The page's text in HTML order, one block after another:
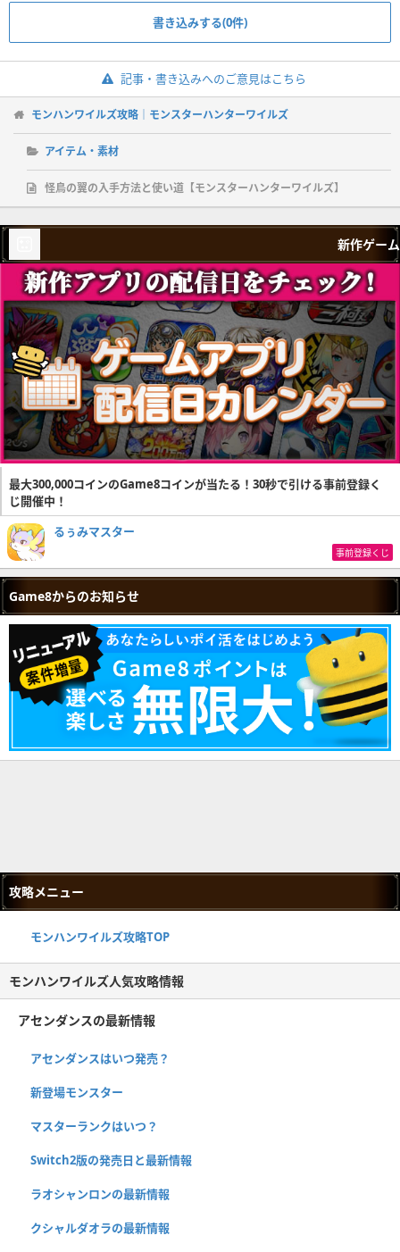
書き込みする(0件)
記事・書き込みへのご意見はこちら
モンハンワイルズ攻略｜モンスターハンターワイルズ
アイテム・素材
怪鳥の翼の入手方法と使い道【モンスターハンターワイルズ】
新作ゲーム
最大300,000コインのGame8コインが当たる！30秒で引ける事前登録く
じ開催中！
るぅみマスター
事前登録くじ
Game8からのお知らせ
攻略メニュー
モンハンワイルズ攻略TOP
モンハンワイルズ人気攻略情報
アセンダンスの最新情報
アセンダンスはいつ発売？
新登場モンスター
マスターランクはいつ？
Switch2版の発売日と最新情報
ラオシャンロンの最新情報
クシャルダオラの最新情報